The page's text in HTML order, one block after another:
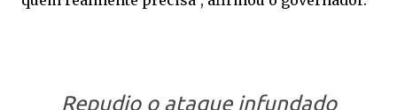
Repudio o ataque infundado